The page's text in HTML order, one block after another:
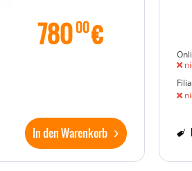
78000€
In den Warenkorb